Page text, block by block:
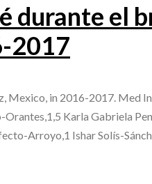
durante el
2017
Mexico, in 2016-2017. Med
Karla Gabriela
Arroyo,1 Ishar Solís-